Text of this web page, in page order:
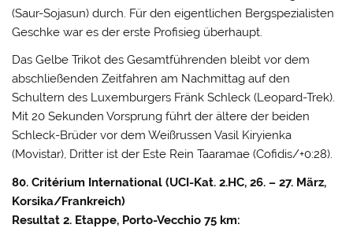
(Saur-Sojasun) durch. Für den eigentlichen Bergspezialisten
Geschke war es der erste Profisieg überhaupt.
Das Gelbe Trikot des Gesamtführenden bleibt vor dem
abschließenden Zeitfahren am Nachmittag auf den
Schultern des Luxemburgers Fränk Schleck (Leopard-Trek).
Mit 20 Sekunden Vorsprung führt der ältere der beiden
Schleck-Brüder vor dem Weißrussen Vasil Kiryienka
(Movistar), Dritter ist der Este Rein Taaramae (Cofidis/+0:28).
80. Critérium International (UCI-Kat. 2.HC, 26. – 27. März,
Korsika/Frankreich)
Resultat 2. Etappe, Porto-Vecchio 75 km: